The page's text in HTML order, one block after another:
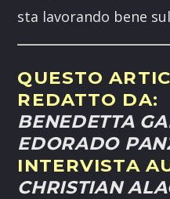
sta lavorando bene
QUESTO
REDATTO DA:
BENEDETTA
EDORADO
INTERVISTA
CHRISTIAN